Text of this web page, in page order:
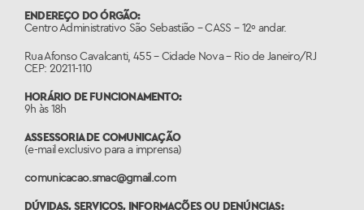
ENDEREÇO DO ÓRGÃO:
Centro Administrativo São Sebastião – CASS – 12º andar.
Rua Afonso Cavalcanti, 455 – Cidade Nova – Rio de Janeiro/RJ
CEP: 20211-110
HORÁRIO DE FUNCIONAMENTO:
9h às 18h
ASSESSORIA DE COMUNICAÇÃO
(e-mail exclusivo para a imprensa)
comunicacao.smac@gmail.com
DÚVIDAS, SERVIÇOS, INFORMAÇÕES OU DENÚNCIAS: